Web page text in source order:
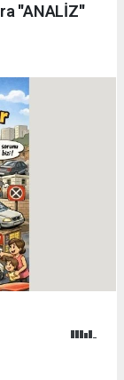
''ANALİZ''